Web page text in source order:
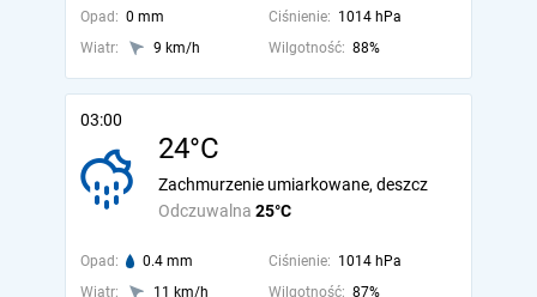
Opad: 0 mm Ciśnienie: 1014 hPa
Wiatr:
9 km/h Wilgotność: 88%
03:00
24°C
Odczuwalna 25°C
Zachmurzenie umiarkowane, deszcz
Opad: 0.4 mm Ciśnienie: 1014 hPa
Wiatr:
11 km/h Wilgotność: 87%